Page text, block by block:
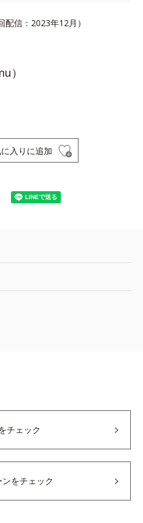
信：2023年12月）
）
入りに追加
チェック
をチェック